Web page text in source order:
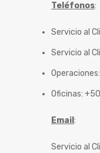
Teléfonos:
Servicio al
Servicio al
Oficinas:
Email :
Servicio al